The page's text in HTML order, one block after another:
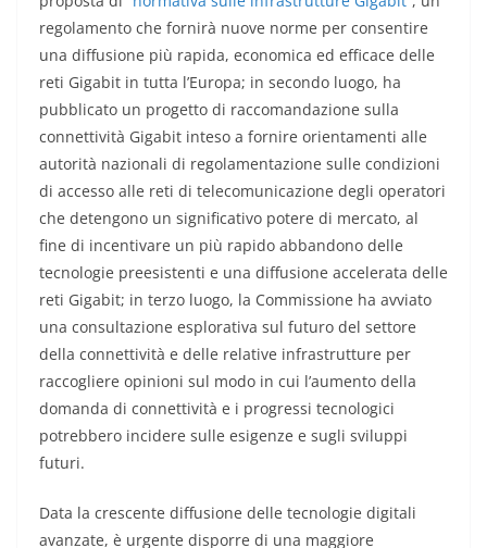
regolamento che fornirà nuove norme per consentire
una diffusione più rapida, economica ed efficace delle
reti Gigabit in tutta l’Europa; in secondo luogo, ha
pubblicato un progetto di raccomandazione sulla
connettività Gigabit inteso a fornire orientamenti alle
autorità nazionali di regolamentazione sulle condizioni
di accesso alle reti di telecomunicazione degli operatori
che detengono un significativo potere di mercato, al
fine di incentivare un più rapido abbandono delle
tecnologie preesistenti e una diffusione accelerata delle
reti Gigabit; in terzo luogo, la Commissione ha avviato
una consultazione esplorativa sul futuro del settore
della connettività e delle relative infrastrutture per
raccogliere opinioni sul modo in cui l’aumento della
domanda di connettività e i progressi tecnologici
potrebbero incidere sulle esigenze e sugli sviluppi
futuri.
Data la crescente diffusione delle tecnologie digitali
avanzate, è urgente disporre di una maggiore